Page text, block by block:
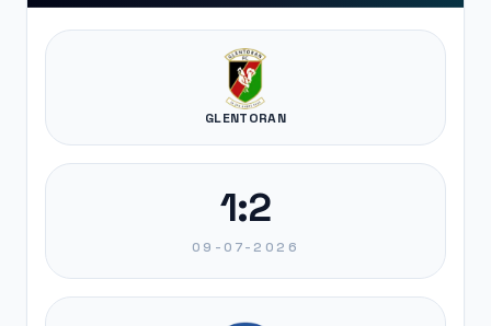
GLENTORAN
1:2
09-07-2026